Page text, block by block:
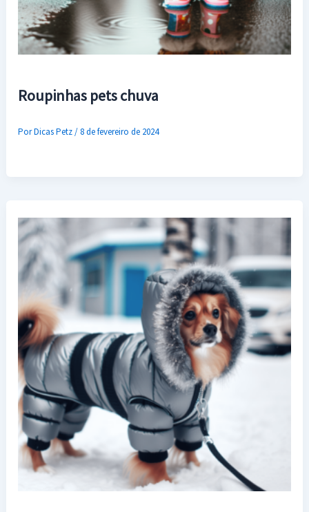
Roupinhas pets chuva
PorDicas Petz/8 de fevereiro de 2024